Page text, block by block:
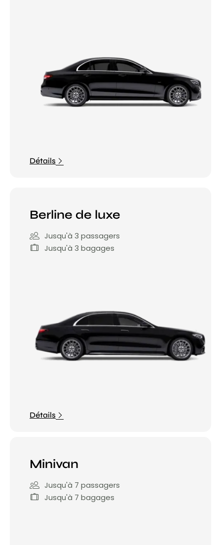
Détails
Berline de luxe
Jusqu'à 3 passagers
Jusqu'à 3 bagages
Détails
Minivan
Jusqu'à 7 passagers
Jusqu'à 7 bagages